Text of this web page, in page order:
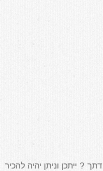
? ייתכן וניתן יהיה להכיר